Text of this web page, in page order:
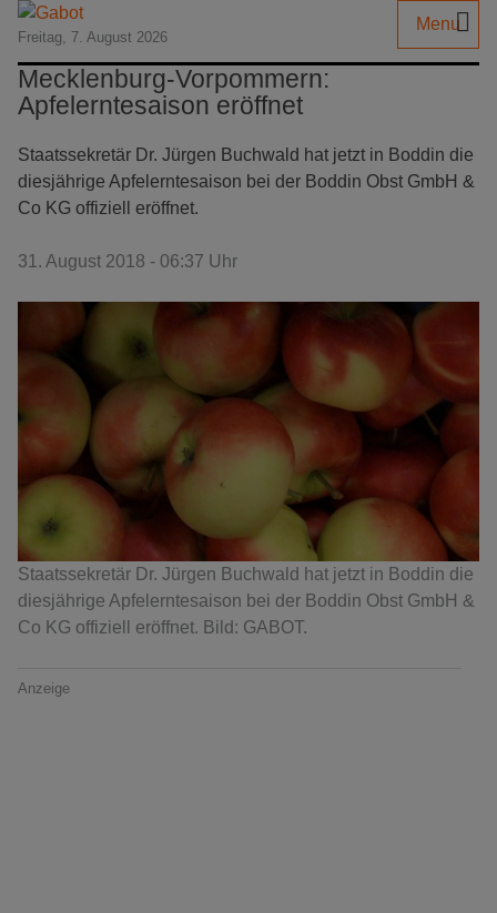
Freitag, 7. August 2026
Menu
Mecklenburg-Vorpommern:
Apfelerntesaison eröffnet
Staatssekretär Dr. Jürgen Buchwald hat jetzt in Boddin die
diesjährige Apfelerntesaison bei der Boddin Obst GmbH &
Co KG offiziell eröffnet.
31. August 2018 - 06:37 Uhr
Staatssekretär Dr. Jürgen Buchwald hat jetzt in Boddin die
diesjährige Apfelerntesaison bei der Boddin Obst GmbH &
Co KG offiziell eröffnet. Bild: GABOT.
Anzeige